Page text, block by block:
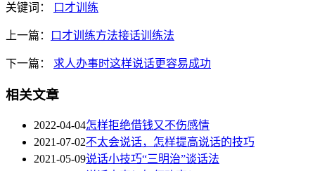
关键词： 口才训练
上一篇： 口才训练方法接话训练法
下一篇： 求人办事时这样说话更容易成功
相关文章
2022-04-04怎样拒绝借钱又不伤感情
2021-07-02不太会说话，怎样提高说话的技巧
2021-05-09说话小技巧“三明治”谈话法